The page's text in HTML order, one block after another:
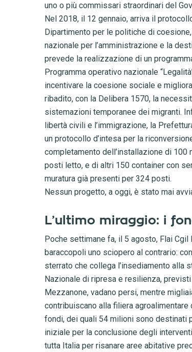
uno o più commissari straordinari del
Nel 2018, il 12 gennaio, arriva il
Dipartimento per le politiche di
nazionale per l’amministrazione e la
prevede la realizzazione di un
Programma operativo nazionale
incentivare la coesione sociale e
ribadito, con la Delibera 1570, la
sistemazioni temporanee dei migranti.
libertà civili e l’immigrazione, la
un protocollo d’intesa per la
completamento dell’installazione di
posti letto, e di altri 150 container con
muratura già presenti per 324 posti.
Nessun progetto, a oggi, è stato mai
L’ultimo miraggio: i
Poche settimane fa, il 5 agosto, Flai
baraccopoli uno sciopero al contrario:
sterrato che collega l’insediamento alla
Nazionale di ripresa e resilienza,
Mezzanone, vadano persi, mentre
contribuiscano alla filiera
fondi, dei quali 54 milioni sono destinati
iniziale per la conclusione degli
tutta Italia per risanare aree abitative